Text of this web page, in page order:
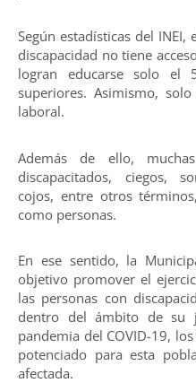
Según estadísticas del
discapacidad no tiene
logran educarse solo el
superiores. Asimismo,
laboral.
Además de ello,
discapacitados, ciegos,
cojos, entre otros
como personas.
En ese sentido, la
objetivo promover el
las personas con
dentro del ámbito de su
pandemia del COVID-19,
potenciado para esta
afectada.